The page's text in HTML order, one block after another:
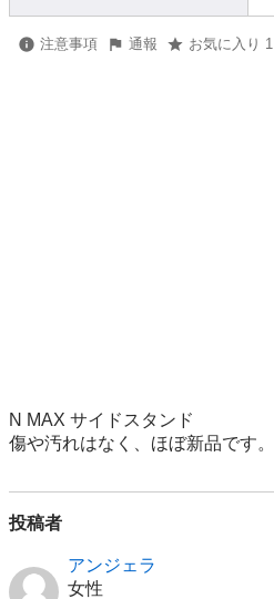
注意事項 通報 お気に入り 1
N MAX サイドスタンド
傷や汚れはなく、ほぼ新品です。
投稿者
アンジェラ
女性